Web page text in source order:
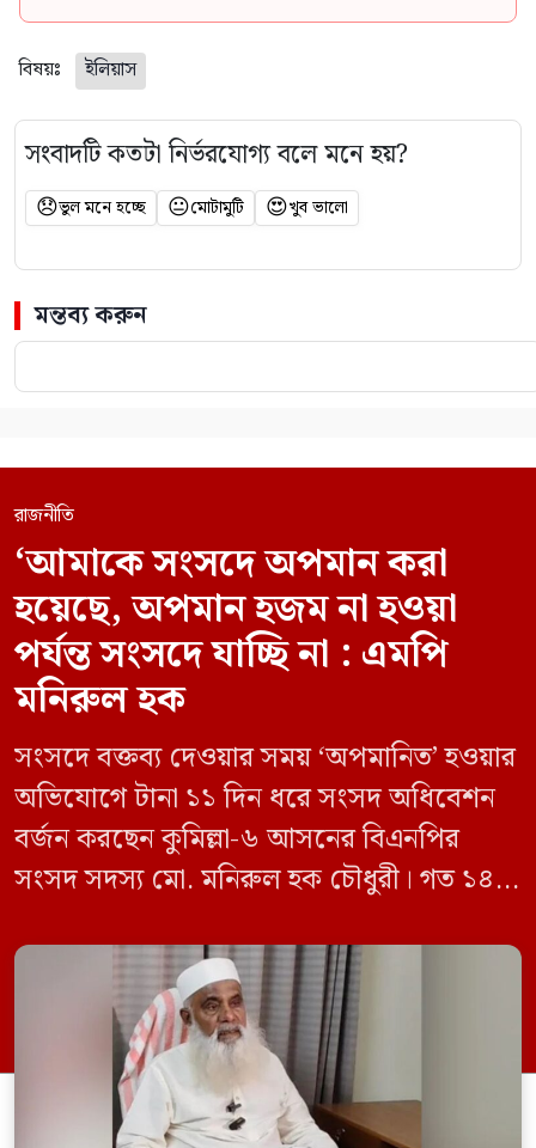
বিষয়ঃ ইলিয়াস
সংবাদটি কতটা নির্ভরযোগ্য বলে মনে হয়?
😞ভুল মনে হচ্ছে 😐মোটামুটি 😍খুব ভালো
মন্তব্য করুন
রাজনীতি
‘আমাকে সংসদে অপমান করা
হয়েছে, অপমান হজম না হওয়া
পর্যন্ত সংসদে যাচ্ছি না : এমপি
মনিরুল হক
সংসদে বক্তব্য দেওয়ার সময় ‘অপমানিত’ হওয়ার
অভিযোগে টানা ১১ দিন ধরে সংসদ অধিবেশন
বর্জন করছেন কুমিল্লা-৬ আসনের বিএনপির
সংসদ সদস্য মো. মনিরুল হক চৌধুরী। গত ১৪
রুলিং ও সিদ্ধান্তের প্রতিবাদে ১৫ থেকে ২৫ জুন
পর্যন্ত তিনি সংসদে যাননি। মনিরুল হক চৌধুরী
বলেন, ‘আমাকে সংসদে অপমান করা হয়েছে।
স্পিকার ফোন […]